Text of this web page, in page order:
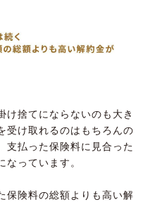
け捨てにならないのも大き
受け取れるのはもちろんの
支払った保険料に見合った
っています。
保険料の総額よりも高い解